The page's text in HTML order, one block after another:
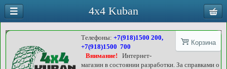
Корзина
Телефоны:+7(918)1500 200,
+7(918)1500 700
Внимание!
Интернет-
магазин в состоянии разработки. За справками о
4x4 Kuban